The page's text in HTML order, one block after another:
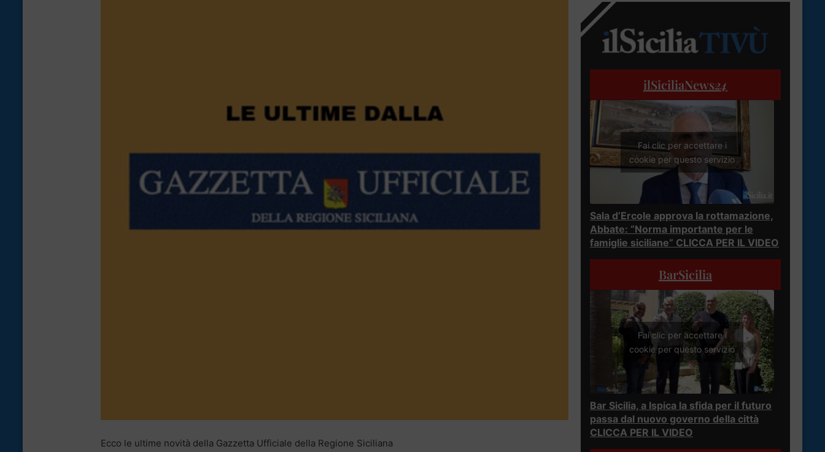
Ecco le ultime novità della Gazzetta Ufficiale della Regione Siciliana
ilSiciliaNews24
Fai clic per accettare i
cookie per questo servizio
Sala d’Ercole approva la rottamazione,
Abbate: “Norma importante per le
famiglie siciliane” CLICCA PER IL VIDEO
BarSicilia
Fai clic per accettare i
cookie per questo servizio
Bar Sicilia, a Ispica la sfida per il futuro
passa dal nuovo governo della città
CLICCA PER IL VIDEO